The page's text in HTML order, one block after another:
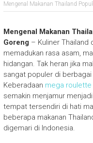
Mengenal Makanan Thailand
Mengenal Makanan
Goreng – Kuliner Thailand
memadukan rasa asam,
hidangan. Tak heran jika
sangat populer di
Keberadaan mega roulette
semakin menjamur
tempat tersendiri di hati
beberapa makanan
digemari di Indonesia.